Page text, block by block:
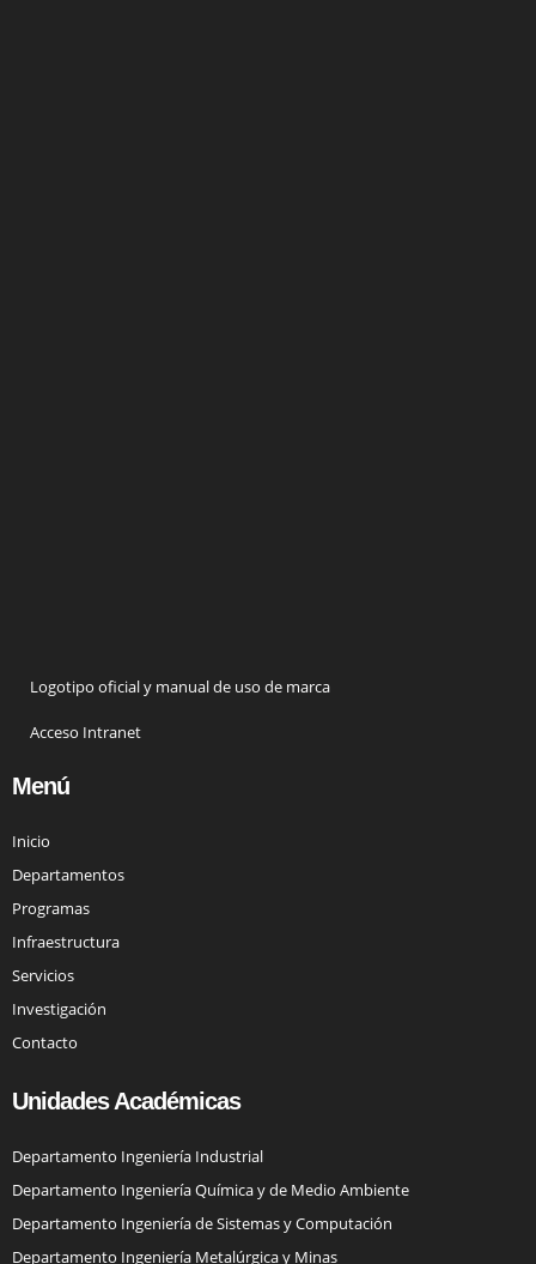
Logotipo oficial y manual de uso de marca
Acceso Intranet
Menú
Inicio
Departamentos
Programas
Infraestructura
Servicios
Investigación
Contacto
Unidades Académicas
Departamento Ingeniería Industrial
Departamento Ingeniería Química y de Medio Ambiente
Departamento Ingeniería de Sistemas y Computación
Departamento Ingeniería Metalúrgica y Minas